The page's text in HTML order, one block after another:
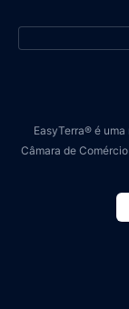
EasyTerra® é
Câmara de